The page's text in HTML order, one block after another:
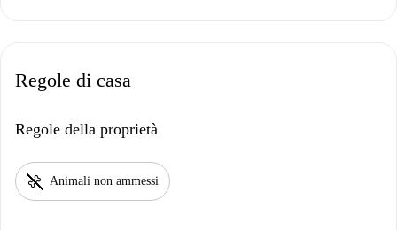
Regole di casa
Regole della proprietà
pet_supplies Animali non ammessi